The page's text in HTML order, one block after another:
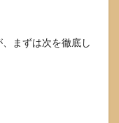
まずは次を徹底し